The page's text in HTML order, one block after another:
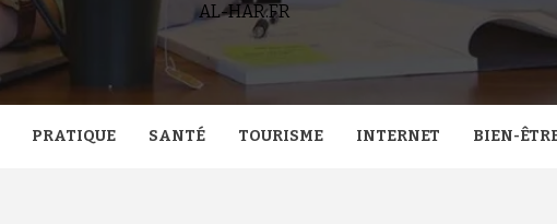
AL-HAR.FR
PRATIQUE SANTÉ TOURISME INTERNET BIEN-